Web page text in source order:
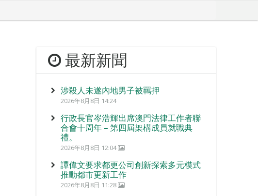
最新新聞
涉殺人未遂內地男子被羈押
2026年8月8日 14:24
行政長官岑浩輝出席澳門法律工作者聯
合會十周年 – 第四屆架構成員就職典
禮。
2026年8月8日 12:04
譚偉文要求都更公司創新探索多元模式
推動都市更新工作
2026年8月8日 11:28